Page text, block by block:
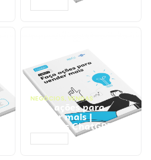
NEGÓCIOS, VENDAS
Faça ações para
vender mais |
Prompts ChatGPT